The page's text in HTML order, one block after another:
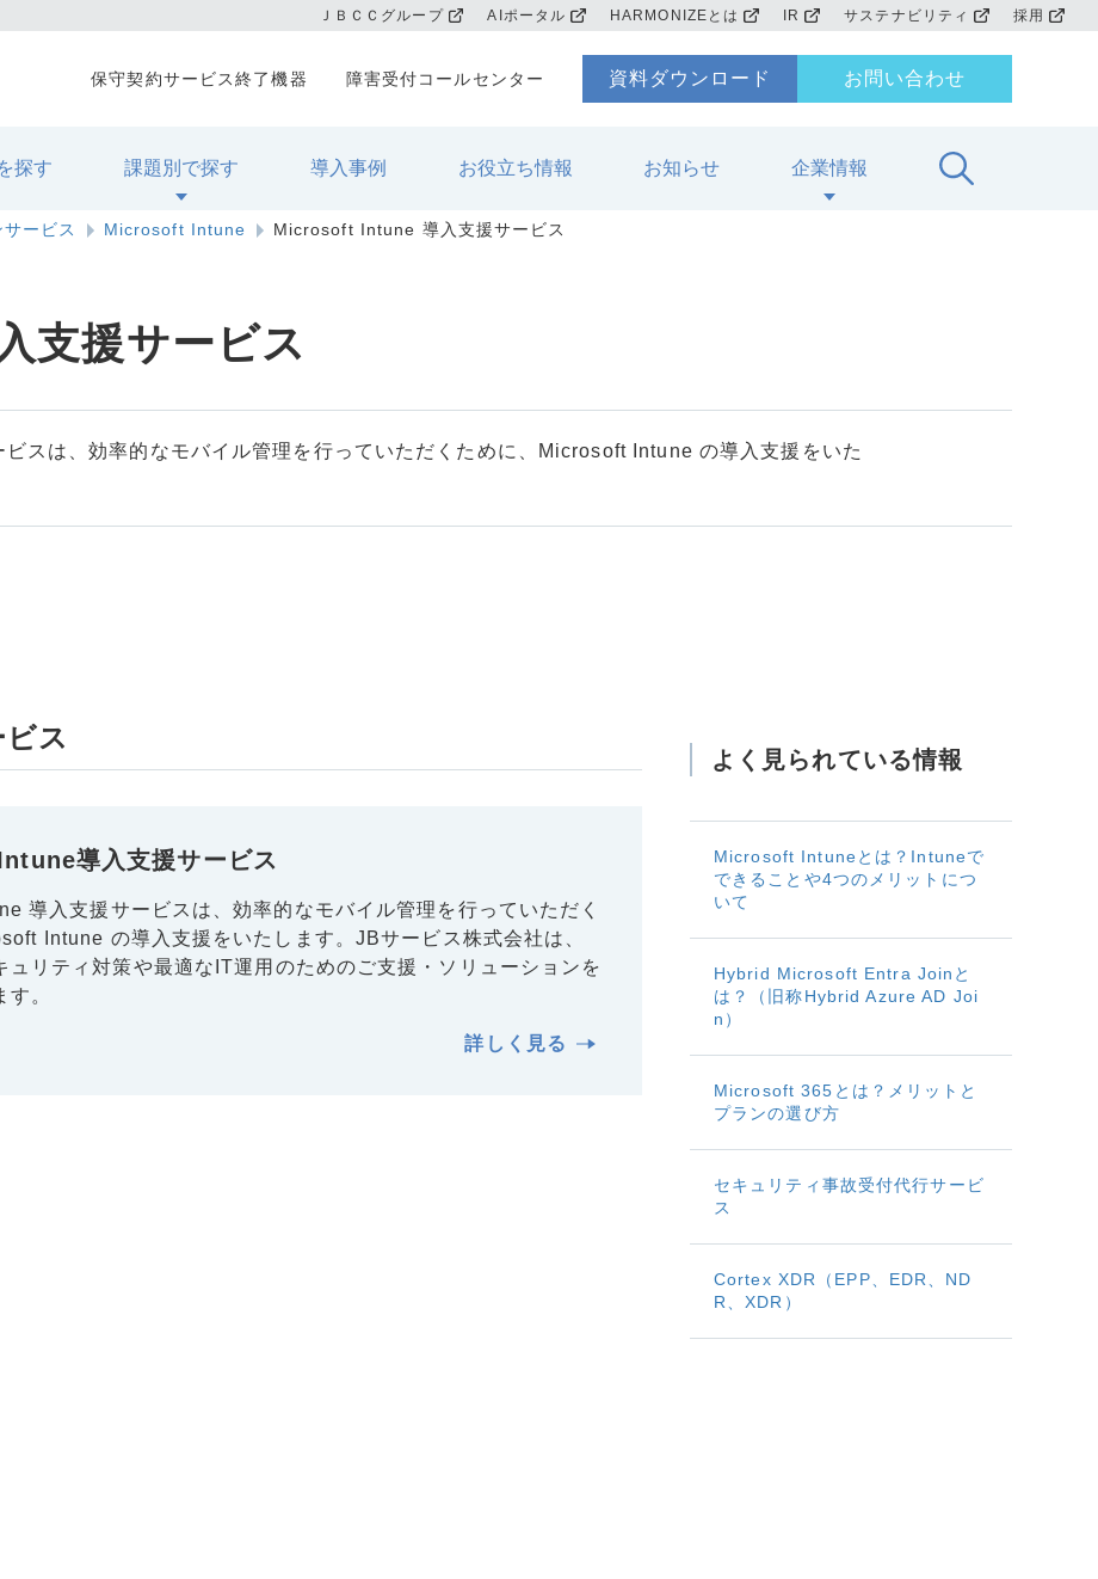
ＪＢＣＣグループ AIポータル HARMONIZEとは IR サステナビリティ 採用
探す 課題別で探す 導入事例 お役立ち情報 お知らせ 企業情報
資料ダウンロード お問い合わせ
保守契約サービス終了機器 障害受付コールセンター
ービス Microsoft Intune Microsoft Intune 導入支援サービス
支援サービス
スは、効率的なモバイル管理を行っていただくために、Microsoft Intune の導入支援をいた
ス
導入支援サービス
導入支援サービスは、効率的なモバイル管理を行っていただく
Intune の導入支援をいたします。JBサービス株式会社は、
ュリティ対策や最適なIT運用のためのご支援・ソリューションを
。
詳しく見る
よく見られている情報
Microsoft Intuneとは？Intuneで
できることや4つのメリットにつ
いて
Hybrid Microsoft Entra Joinと
は？（旧称Hybrid Azure AD Joi
n）
Microsoft 365とは？メリットと
プランの選び方
セキュリティ事故受付代行サービ
ス
Cortex XDR（EPP、EDR、ND
R、XDR）